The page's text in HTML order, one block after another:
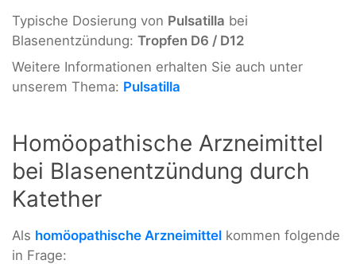
Typische Dosierung von Pulsatilla bei
Blasenentzündung: Tropfen D6 / D12
Weitere Informationen erhalten Sie auch unter
unserem Thema: Pulsatilla
Homöopathische Arzneimittel
bei Blasenentzündung durch
Katether
Als homöopathische Arzneimittel kommen folgende
in Frage: